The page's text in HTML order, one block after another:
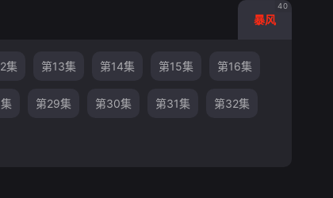
暴风
40
集 第13集 第14集 第15集 第16集
第29集 第30集 第31集 第32集